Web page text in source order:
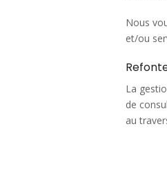
Nous
et/ou
La
de
au